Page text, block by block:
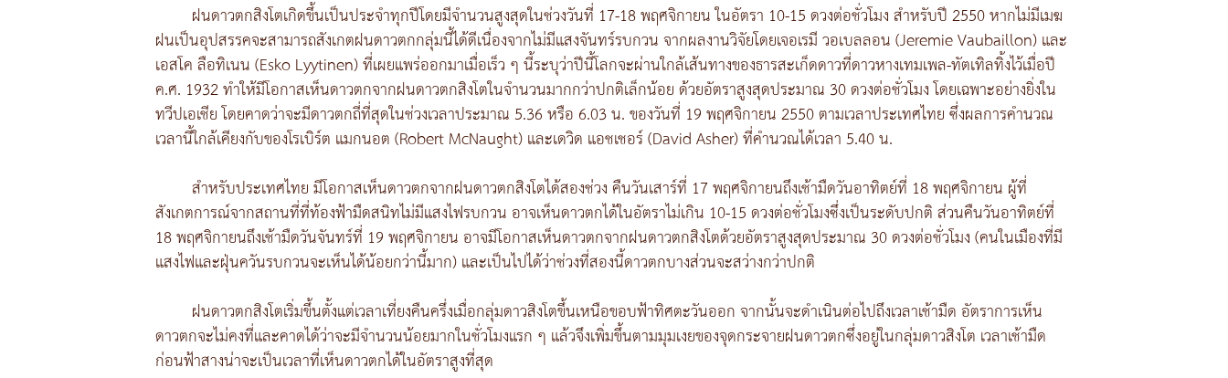
ฝนดาวตกสิงโตเกิดขึ้นเป็นประจำทุกปีโดยมีจำนวนสูงสุดในช่วงวันที่ 17-18 พฤศจิกายน ในอัตรา 10-15 ดวงต่อชั่วโมง สำหรับปี 2550 หากไม่มีเมฆ
ฝนเป็นอุปสรรคจะสามารถสังเกตฝนดาวตกกลุ่มนี้ได้ดีเนื่องจากไม่มีแสงจันทร์รบกวน จากผลงานวิจัยโดยเจอเรมี วอเบลลอน (Jeremie Vaubaillon) และ
เอสโค ลือทิเนน (Esko Lyytinen) ที่เผยแพร่ออกมาเมื่อเร็ว ๆ นี้ระบุว่าปีนี้โลกจะผ่านใกล้เส้นทางของธารสะเก็ดดาวที่ดาวหางเทมเพล-ทัตเทิลทิ้งไว้เมื่อปี
ค.ศ. 1932 ทำให้มีโอกาสเห็นดาวตกจากฝนดาวตกสิงโตในจำนวนมากกว่าปกติเล็กน้อย ด้วยอัตราสูงสุดประมาณ 30 ดวงต่อชั่วโมง โดยเฉพาะอย่างยิ่งใน
ทวีปเอเชีย โดยคาดว่าจะมีดาวตกถี่ที่สุดในช่วงเวลาประมาณ 5.36 หรือ 6.03 น. ของวันที่ 19 พฤศจิกายน 2550 ตามเวลาประเทศไทย ซึ่งผลการคำนวณ
เวลานี้ใกล้เคียงกับของโรเบิร์ต แมกนอต (Robert McNaught) และเดวิด แอชเชอร์ (David Asher) ที่คำนวณได้เวลา 5.40 น.
สำหรับประเทศไทย มีโอกาสเห็นดาวตกจากฝนดาวตกสิงโตได้สองช่วง คืนวันเสาร์ที่ 17 พฤศจิกายนถึงเช้ามืดวันอาทิตย์ที่ 18 พฤศจิกายน ผู้ที่
สังเกตการณ์จากสถานที่ที่ท้องฟ้ามืดสนิทไม่มีแสงไฟรบกวน อาจเห็นดาวตกได้ในอัตราไม่เกิน 10-15 ดวงต่อชั่วโมงซึ่งเป็นระดับปกติ ส่วนคืนวันอาทิตย์ที่
18 พฤศจิกายนถึงเช้ามืดวันจันทร์ที่ 19 พฤศจิกายน อาจมีโอกาสเห็นดาวตกจากฝนดาวตกสิงโตด้วยอัตราสูงสุดประมาณ 30 ดวงต่อชั่วโมง (คนในเมืองที่มี
แสงไฟและฝุ่นควันรบกวนจะเห็นได้น้อยกว่านี้มาก) และเป็นไปได้ว่าช่วงที่สองนี้ดาวตกบางส่วนจะสว่างกว่าปกติ
ฝนดาวตกสิงโตเริ่มขึ้นตั้งแต่เวลาเที่ยงคืนครึ่งเมื่อกลุ่มดาวสิงโตขึ้นเหนือขอบฟ้าทิศตะวันออก จากนั้นจะดำเนินต่อไปถึงเวลาเช้ามืด อัตราการเห็น
ดาวตกจะไม่คงที่และคาดได้ว่าจะมีจำนวนน้อยมากในชั่วโมงแรก ๆ แล้วจึงเพิ่มขึ้นตามมุมเงยของจุดกระจายฝนดาวตกซึ่งอยู่ในกลุ่มดาวสิงโต เวลาเช้ามืด
ก่อนฟ้าสางน่าจะเป็นเวลาที่เห็นดาวตกได้ในอัตราสูงที่สุด